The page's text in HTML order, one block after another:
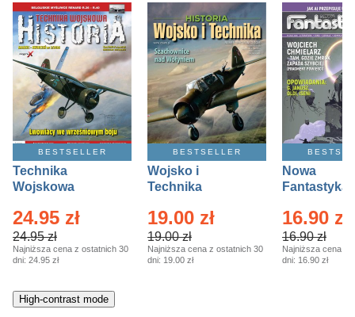
polityka, społeczno-informacyjne
psychologiczne
inne
popularno-naukowe
historia
zdrowie
religie
BESTSELLER
Technika
Wojskowa
– 2/2026
24.95 zł
24.95 zł
Najniższa cena z ostatnich 30
dni: 24.95 zł
BESTSELLER
Wojsko i
Technika
Specjalne –
Eprasa – 2/2026
19.00 zł
19.00 zł
Najniższa cena z ostatnich 30
dni: 19.00 zł
Nowa
Fantastyka
16.90 zł
16.90 zł
Najniższa cena z
dni: 16.90 zł
High-contrast mode